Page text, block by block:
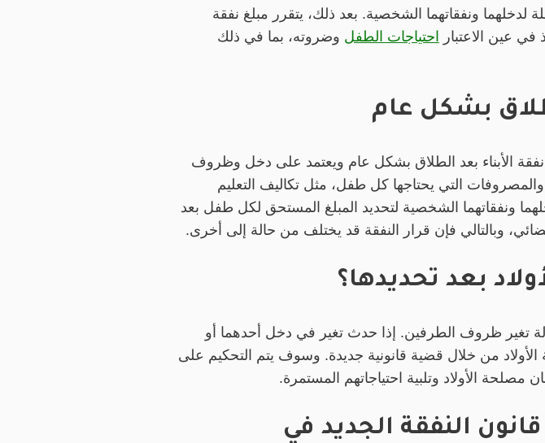
ونفقاتهما الشخصية. بعد ذلك، يتقرر مبلغ نفقة
عين الاعتبار
احتياجات الطفل وضروته، بما في ذلك
بشكل عام
نفقة الأبناء بعد الطلاق بشكل عام ويعتمد على دخل وظروف
التي يحتاجها كل طفل، مثل تكاليف التعليم
ونفقاتهما الشخصية لتحديد المبلغ المستحق لكل طفل بعد
وبالتالي فإن قرار النفقة قد يختلف من حالة إلى أخرى.
بعد تحديدها؟
تغير ظروف الطرفين. إذا حدث تغير في دخل أحدهما أو
الأولاد من خلال قضية قانونية جديدة. وسوف يتم التحكيم على
الأولاد وتلبية احتياجاتهم المستمرة.
النفقة الجديد في